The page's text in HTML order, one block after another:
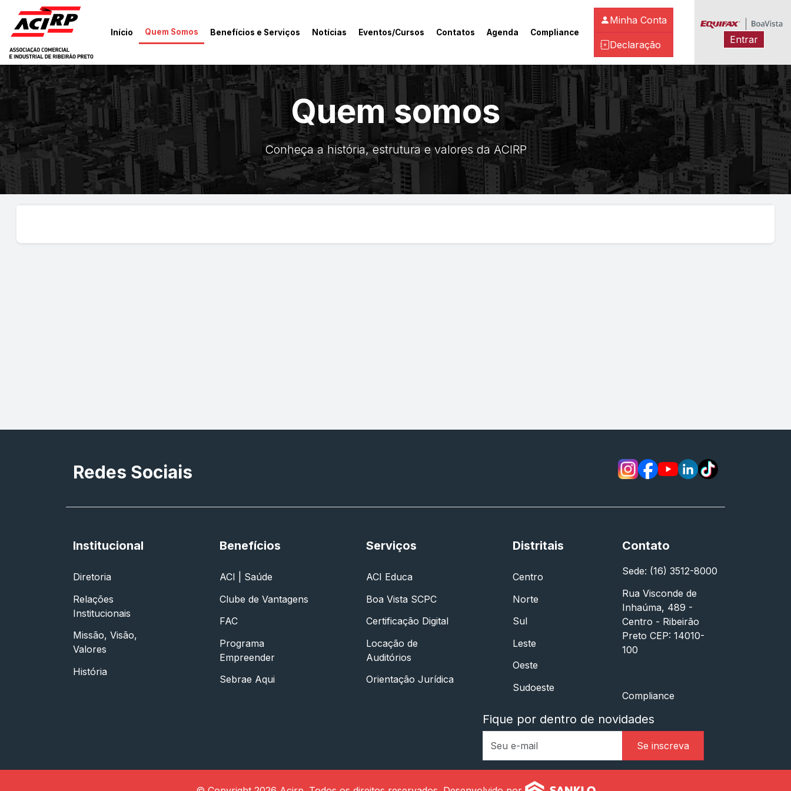
Pular para o conteúdo principal
Início Quem Somos Benefícios e Serviços Notícias Eventos/Cursos Contatos Agenda Compliance
Minha Conta
Declaração Entrar
Quem somos
Conheça a história, estrutura e valores da ACIRP
Redes Sociais
Institucional
Diretoria
Relações
Institucionais
Missão, Visão,
Valores
História
Benefícios
ACI | Saúde
Clube de Vantagens
FAC
Programa
Empreender
Sebrae Aqui
Serviços
ACI Educa
Boa Vista SCPC
Certificação Digital
Locação de
Auditórios
Orientação Jurídica
Distritais
Centro
Norte
Sul
Leste
Oeste
Sudoeste
Contato
Sede: (16) 3512-8000
Rua Visconde de
Inhaúma, 489 -
Centro - Ribeirão
Preto CEP: 14010-
100
Compliance
Fique por dentro de novidades
Se inscreva